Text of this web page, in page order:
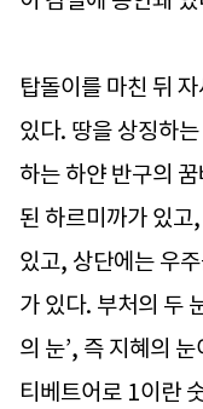
탑돌이를 마친 뒤
있다. 땅을 상징하
하는 하얀 반구의
된 하르미까가 있
있고, 상단에는 우
가 있다. 부처의 두
의 눈’, 즉 지혜의
티베트어로 1이란